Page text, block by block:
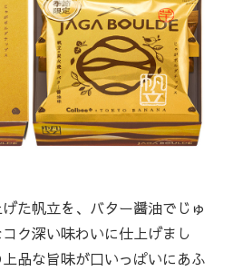
た帆立を、バター醤油でじゅ
ク深い味わいに仕上げまし
品な旨味が口いっぱいにあふ